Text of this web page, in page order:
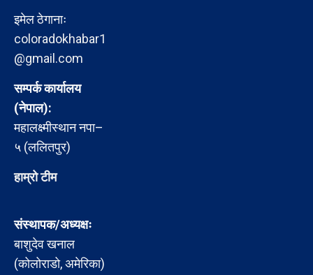
इमेल ठेगानाः
coloradokhabar1
@gmail.com
सम्पर्क कार्यालय
(नेपाल):
महालक्ष्मीस्थान नपा–
५ (ललितपुर)
हाम्रो टीम
संस्थापक/अध्यक्षः
बाशुदेव खनाल
(कोलोराडो, अमेरिका)